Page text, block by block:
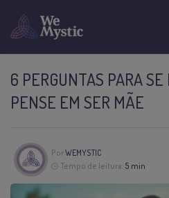
6 PERGUNTAS PARA SE
PENSE EM SER MÃE
PorWEMYSTIC
Tempo de leitura: 5 min